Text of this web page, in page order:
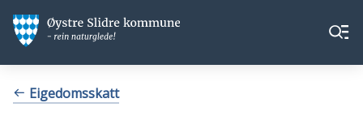
Øystre
Slidre
kommune
Øystre
Slidre
Meny
Du Eigedomsskatt